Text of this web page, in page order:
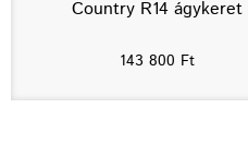
Country R14 ágykeret
143 800 Ft